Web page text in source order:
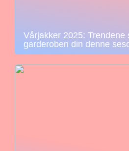
Vårjakker 2025: Trendene
garderoben din denne